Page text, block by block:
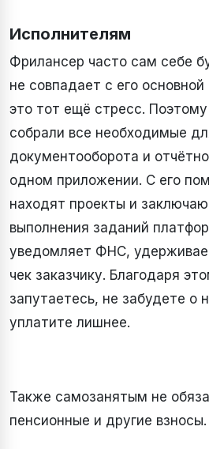
Исполнителям
Фрилансер часто сам себе
не совпадает с его
это тот ещё стресс. Поэтому
собрали вcе необходимые
документооборота и
одном приложении. С его
находят проекты и
выполнения заданий
уведомляет ФНС,
чек заказчику. Благодаря
запутаетесь, не забудете о
уплатите лишнее.
Также самозанятым не
пенсионные и другие взносы.